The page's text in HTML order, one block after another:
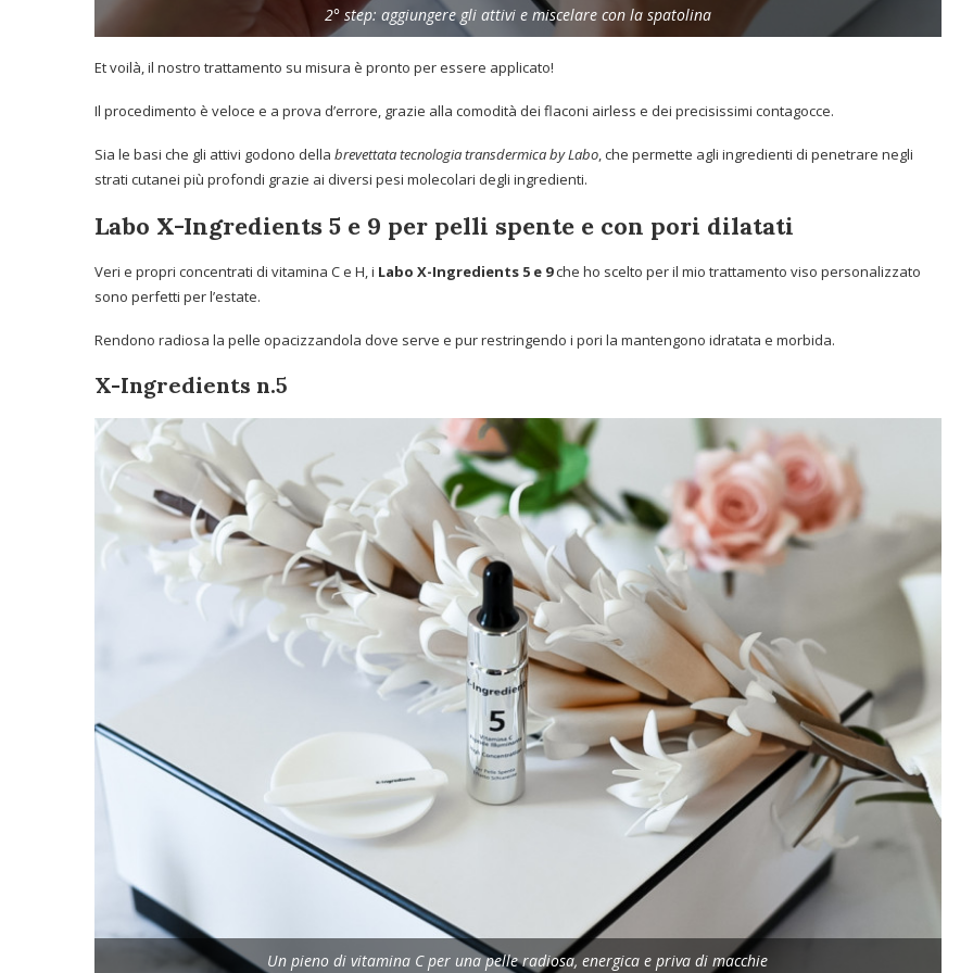
2° step: aggiungere gli attivi e miscelare con la spatolina
Et voilà, il nostro trattamento su misura è pronto per essere applicato!
Il procedimento è veloce e a prova d’errore, grazie alla comodità dei flaconi airless e dei precisissimi contagocce.
Sia le basi che gli attivi godono della brevettata tecnologia transdermica by Labo, che permette agli ingredienti di penetrare negli
strati cutanei più profondi grazie ai diversi pesi molecolari degli ingredienti.
Labo X-Ingredients 5 e 9 per pelli spente e con pori dilatati
Veri e propri concentrati di vitamina C e H, i Labo X-Ingredients 5 e 9che ho scelto per il mio trattamento viso personalizzato
sono perfetti per l’estate.
Rendono radiosa la pelle opacizzandola dove serve e pur restringendo i pori la mantengono idratata e morbida.
X-Ingredients n.5
Un pieno di vitamina C per una pelle radiosa, energica e priva di macchie